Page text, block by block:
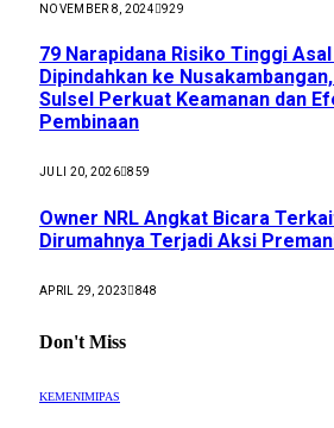
NOVEMBER 8, 2024 929
79 Narapidana Risiko Tinggi
Dipindahkan ke
Sulsel Perkuat Keamanan dan
Pembinaan
JULI 20, 2026 859
Owner NRL Angkat Bicara
Dirumahnya Terjadi Aksi
APRIL 29, 2023 848
Don't Miss
KEMENIMIPAS